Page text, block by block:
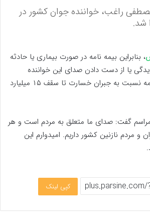
راغب، خواننده جوان کشور در
شد.
، بنابراین بیمه نامه در صورت بیماری یا حادثه
یا از دست دادن صدای این خواننده
محبوب کشور شود،‌ بیمه نسبت به جبران خسارت تا سقف ۱۵ میلیارد
گفت: صدای ما متعلق به مردم است و هر
و مردم نازنین کشور داریم. امیدوارم این
کپی لینک